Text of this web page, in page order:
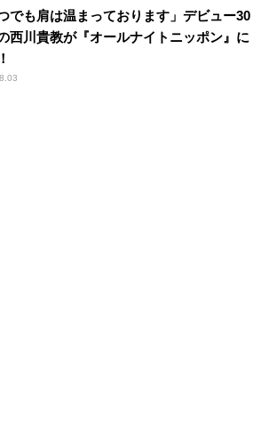
つでも肩は温まっております」デビュー30
西川貴教が『オールナイトニッポン』に